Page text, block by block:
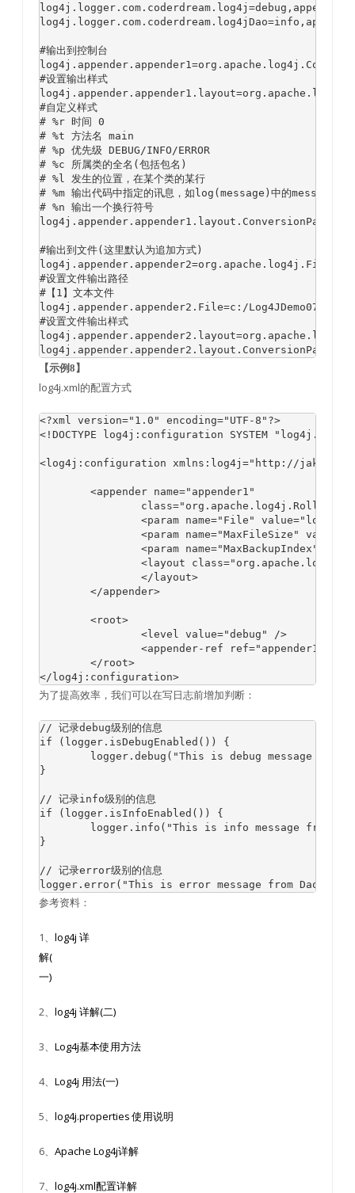
log4j.logger.com.coderdream.log4j=debug,appender1
#输出到控制台
#设置输出样式
#自定义样式
# %r 时间 0
# %t 方法名 main
# %p 优先级 DEBUG/INFO/ERROR
# %c 所属类的全名(包括包名)
# %l 发生的位置，在某个类的某行
# %m 输出代码中指定的讯息，如log(message)中的message
# %n 输出一个换行符号
#输出到文件(这里默认为追加方式)
#设置文件输出路径
#【1】文本文件
log4j.appender.appender2.File=c:/
#设置文件输出样式
【示例8】
log4j.xml的配置方式
<?xml version="1.0" encoding="UTF-8"?>
<!DOCTYPE log4j:configuration SYSTEM "log4j.dtd">
<log4j:configuration xmlns:log4j="http://
</log4j:configuration>
为了提高效率，我们可以在写日志前增加判断：
// 记录debug级别的信息
if (logger.isDebugEnabled()) {
}
// 记录info级别的信息
if (logger.isInfoEnabled()) {
}
// 记录error级别的信息
logger.error("This is error message from Dao.");
参考资料：
1、 log4j 详
解(
一)
2、 log4j 详解(二)
3、 Log4j基本使用方法
4、 Log4j 用法(一)
5、 log4j.properties 使用说明
6、 Apache Log4j详解
7、 log4j.xml配置详解